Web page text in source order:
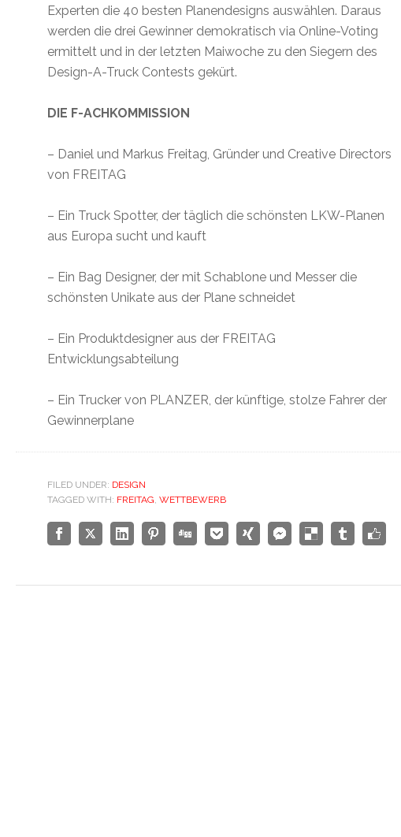
Experten die 40 besten Planendesigns auswählen. Daraus
werden die drei Gewinner demokratisch via Online-Voting
ermittelt und in der letzten Maiwoche zu den Siegern des
Design-A-Truck Contests gekürt.
DIE F-ACHKOMMISSION
– Daniel und Markus Freitag, Gründer und Creative Directors
von FREITAG
– Ein Truck Spotter, der täglich die schönsten LKW-Planen
aus Europa sucht und kauft
– Ein Bag Designer, der mit Schablone und Messer die
schönsten Unikate aus der Plane schneidet
– Ein Produktdesigner aus der FREITAG
Entwicklungsabteilung
– Ein Trucker von PLANZER, der künftige, stolze Fahrer der
Gewinnerplane
FILED UNDER: DESIGN
TAGGED WITH: FREITAG, WETTBEWERB